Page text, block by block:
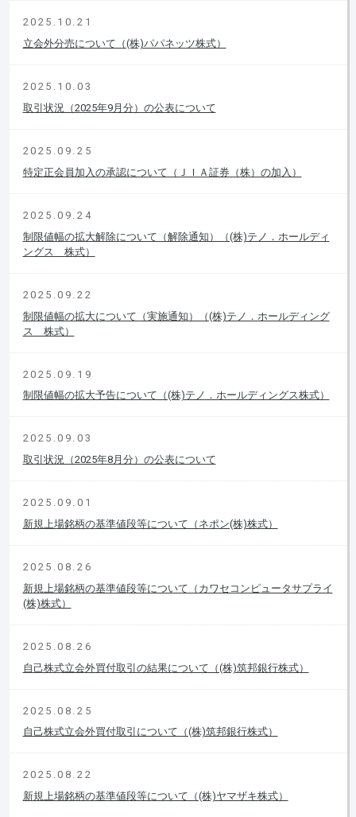
2025.10.21
立会外分売について（(株)パパネッツ株式）
2025.10.03
取引状況（2025年9月分）の公表について
2025.09.25
特定正会員加入の承認について（ＪＩＡ証券（株）の加入）
2025.09.24
制限値幅の拡大解除について（解除通知）（(株)テノ．ホールディ
ングス 株式）
2025.09.22
制限値幅の拡大について（実施通知）（(株)テノ．ホールディング
ス 株式）
2025.09.19
制限値幅の拡大予告について（(株)テノ．ホールディングス株式）
2025.09.03
取引状況（2025年8月分）の公表について
2025.09.01
新規上場銘柄の基準値段等について（ネポン(株)株式）
2025.08.26
新規上場銘柄の基準値段等について（カワセコンピュータサプライ
(株)株式）
2025.08.26
自己株式立会外買付取引の結果について（(株)筑邦銀行株式）
2025.08.25
自己株式立会外買付取引について（(株)筑邦銀行株式）
2025.08.22
新規上場銘柄の基準値段等について（(株)ヤマザキ株式）